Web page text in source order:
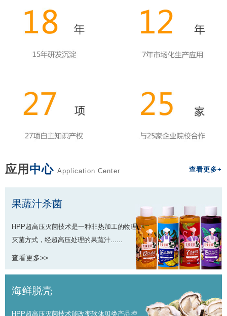
应用 中心 Application Center 查看更多+
果蔬汁杀菌
HPP超高压灭菌技术是一种非热加工的物理
灭菌方式，经超高压处理的果蔬汁......
查看更多>>
海鲜脱壳
HPP超高压灭菌技术能改变软体贝类产品控